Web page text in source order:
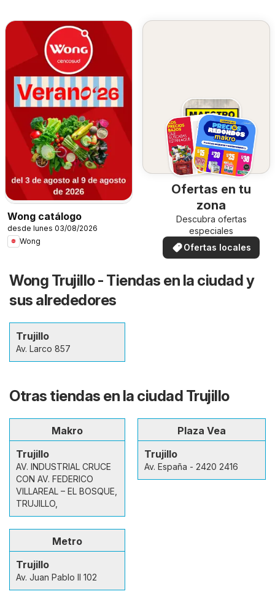
Wong catálogo
desde lunes 03/08/2026
Wong
Ofertas en tu
zona
Descubra ofertas
especiales
Ofertas locales
Wong Trujillo - Tiendas en la ciudad y
sus alrededores
Trujillo
Av. Larco 857
Otras tiendas en la ciudad Trujillo
Makro
Trujillo
AV. INDUSTRIAL CRUCE
CON AV. FEDERICO
VILLAREAL – EL BOSQUE,
TRUJILLO,
Plaza Vea
Trujillo
Av. España - 2420 2416
Metro
Trujillo
Av. Juan Pablo II 102